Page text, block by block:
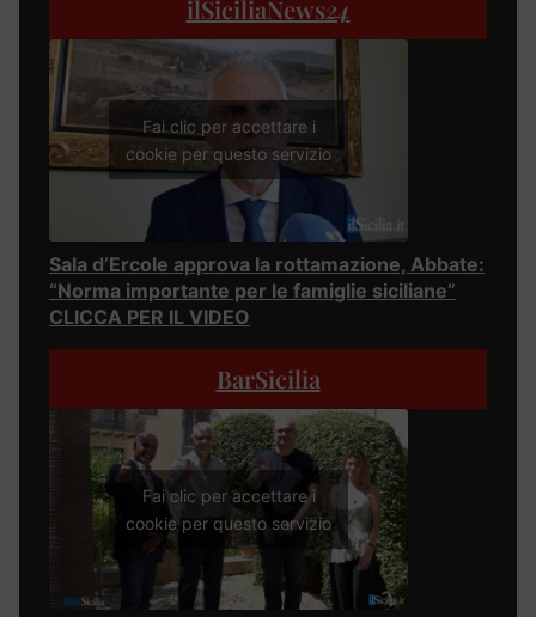
ilSiciliaNews24
Fai clic per accettare i
cookie per questo servizio
Sala d’Ercole approva la rottamazione, Abbate:
“Norma importante per le famiglie siciliane”
CLICCA PER IL VIDEO
BarSicilia
Fai clic per accettare i
cookie per questo servizio